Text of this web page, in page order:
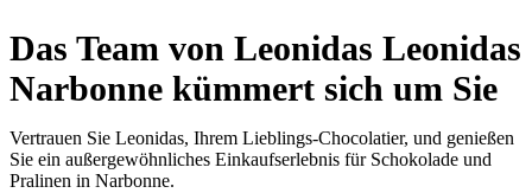
Das Team von Leonidas Leonidas
Narbonne kümmert sich um Sie
Vertrauen Sie Leonidas, Ihrem Lieblings-Chocolatier, und genießen
Sie ein außergewöhnliches Einkaufserlebnis für Schokolade und
Pralinen in Narbonne.